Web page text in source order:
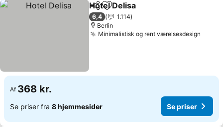
Del Føj til favoritter
Hotel Delisa
6,4
1.114
Berlin
Minimalistisk og rent værelsesdesign
Af 368 kr.
Se priser fra 8 hjemmesider Se priser